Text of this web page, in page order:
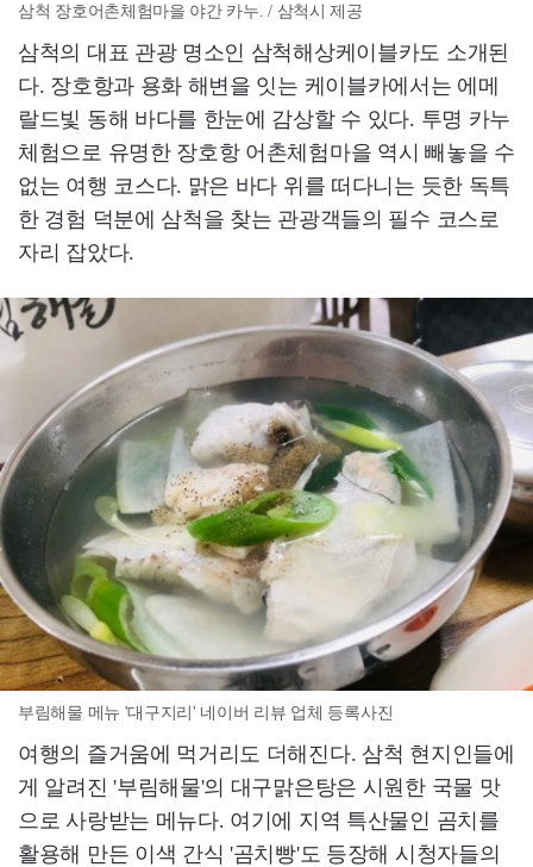
삼척 장호어촌체험마을 야간 카누. / 삼척시 제공
삼척의 대표 관광 명소인 삼척해상케이블카도 소개된
다. 장호항과 용화 해변을 잇는 케이블카에서는 에메
랄드빛 동해 바다를 한눈에 감상할 수 있다. 투명 카누
체험으로 유명한 장호항 어촌체험마을 역시 빼놓을 수
없는 여행 코스다. 맑은 바다 위를 떠다니는 듯한 독특
한 경험 덕분에 삼척을 찾는 관광객들의 필수 코스로
자리 잡았다.
부림해물 메뉴 '대구지리' 네이버 리뷰 업체 등록사진
여행의 즐거움에 먹거리도 더해진다. 삼척 현지인들에
게 알려진 '부림해물'의 대구맑은탕은 시원한 국물 맛
으로 사랑받는 메뉴다. 여기에 지역 특산물인 곰치를
활용해 만든 이색 간식 '곰치빵'도 등장해 시청자들의